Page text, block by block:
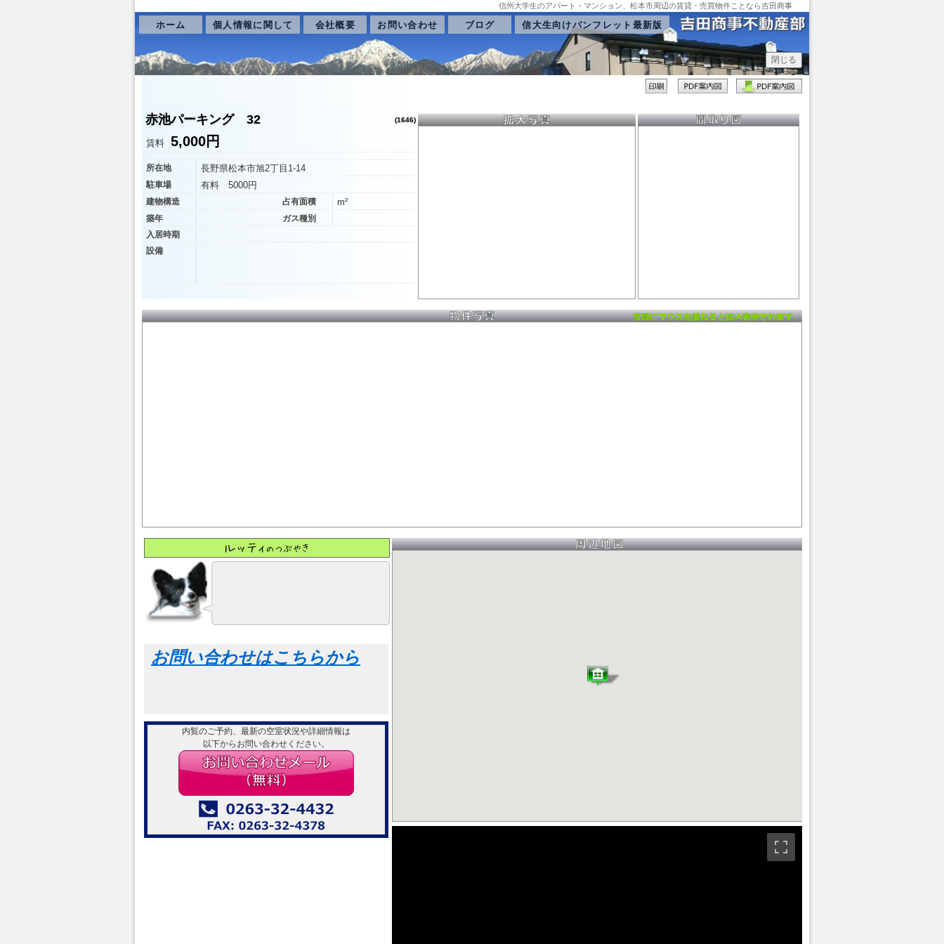
信州大学生のアパート・マンション、松本市周辺の賃貸・売買物件ことなら吉田商事
ホーム 個人情報に関して 会社概要 お問い合わせ ブログ 信大生向けパンフレット最新版
赤池パーキング 32 (1646)
賃料 5,000円
所在地 長野県松本市旭2丁目1-14
駐車場 有料 5000円
建物構造 占有面積 m²
築年
ガス種別
入居時期
設備
お問い合わせはこちらから
内覧のご予約、最新の空室状況や詳細情報は
以下からお問い合わせください。